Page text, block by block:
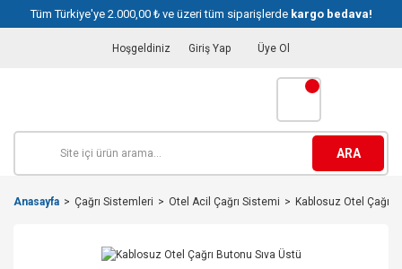
Tüm Türkiye'ye 2.000,00 ₺ ve üzeri tüm siparişlerde kargo bedava!
Hoşgeldiniz Giriş Yap Üye Ol
ARA
Anasayfa Çağrı Sistemleri Otel Acil Çağrı Sistemi Kablosuz Otel Çağrı